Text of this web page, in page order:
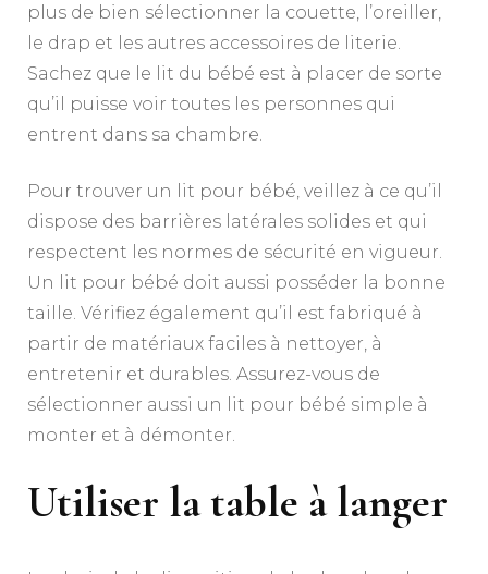
plus de bien sélectionner la couette, l’oreiller,
le drap et les autres accessoires de literie.
Sachez que le lit du bébé est à placer de sorte
qu’il puisse voir toutes les personnes qui
entrent dans sa chambre.
Pour trouver un lit pour bébé, veillez à ce qu’il
dispose des barrières latérales solides et qui
respectent les normes de sécurité en vigueur.
Un lit pour bébé doit aussi posséder la bonne
taille. Vérifiez également qu’il est fabriqué à
partir de matériaux faciles à nettoyer, à
entretenir et durables. Assurez-vous de
sélectionner aussi un lit pour bébé simple à
monter et à démonter.
Utiliser la table à langer